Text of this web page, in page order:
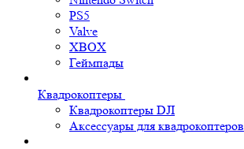
PS5
Valve
XBOX
Геймпады
Квадрокоптеры
Квадрокоптеры DJI
Аксессуары для квадрокоптеров